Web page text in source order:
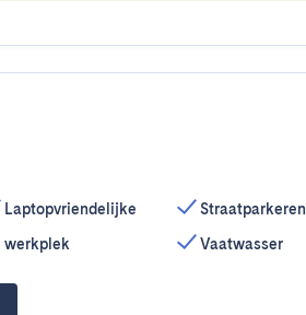
Laptopvriendelijke
werkplek
Straatparkeren
Vaatwasser